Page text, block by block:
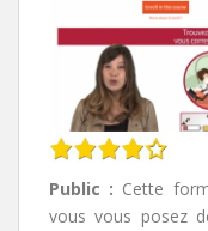
Public : Cette
vous vous posez